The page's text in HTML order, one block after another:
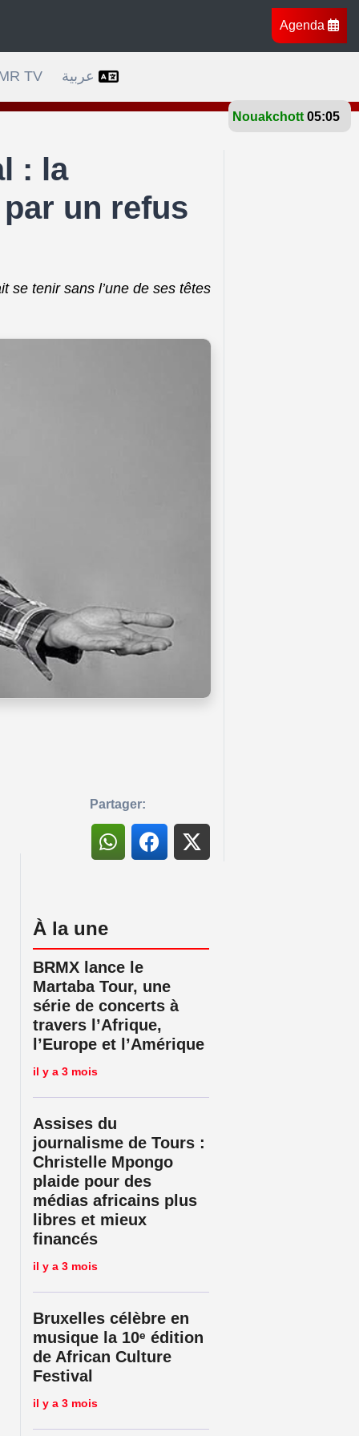
Agenda
Bruxelles
Nouakchott 27°
TV
: la
un refus
se tenir sans l’une de ses têtes
Partager:
par un refus de visa
À la une
BRMX lance le
Martaba Tour, une
série de concerts à
travers l’Afrique,
l’Europe et l’Amérique
il y a 3 mois
Assises du
journalisme de Tours :
Christelle Mpongo
plaide pour des
médias africains plus
libres et mieux
financés
il y a 3 mois
Bruxelles célèbre en
musique la 10ᵉ édition
de African Culture
Festival
il y a 3 mois